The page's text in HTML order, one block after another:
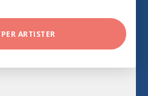
ARTISTER